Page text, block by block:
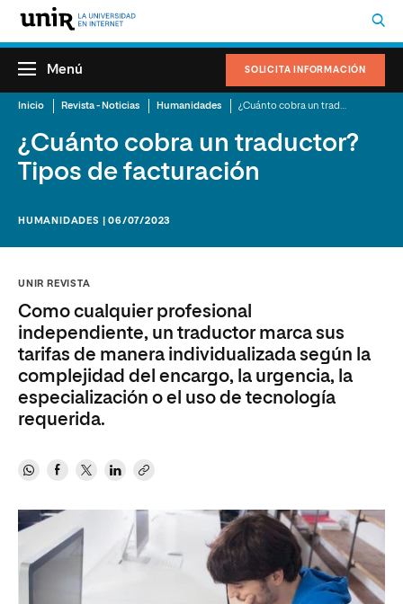
SOLICITA INFORMACIÓN
Menú
Inicio Revista - Noticias Humanidades
¿Cuánto cobra un traductor?
Tipos de facturación
HUMANIDADES | 06/07/2023
UNIR REVISTA
Como cualquier profesional
independiente, un traductor marca sus
tarifas de manera individualizada según la
complejidad del encargo, la urgencia, la
especialización o el uso de tecnología
requerida.